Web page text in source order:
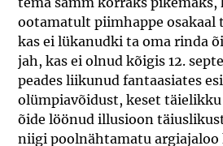
ootamatult piimhappe osakaal
kas ei lükanudki ta oma rinda
jah, kas ei olnud kõigis 12.
peades liikunud fantaasiates
olümpiavõidust, keset
õide löönud illusioon
niigi poolnähtamatu argiajaloo